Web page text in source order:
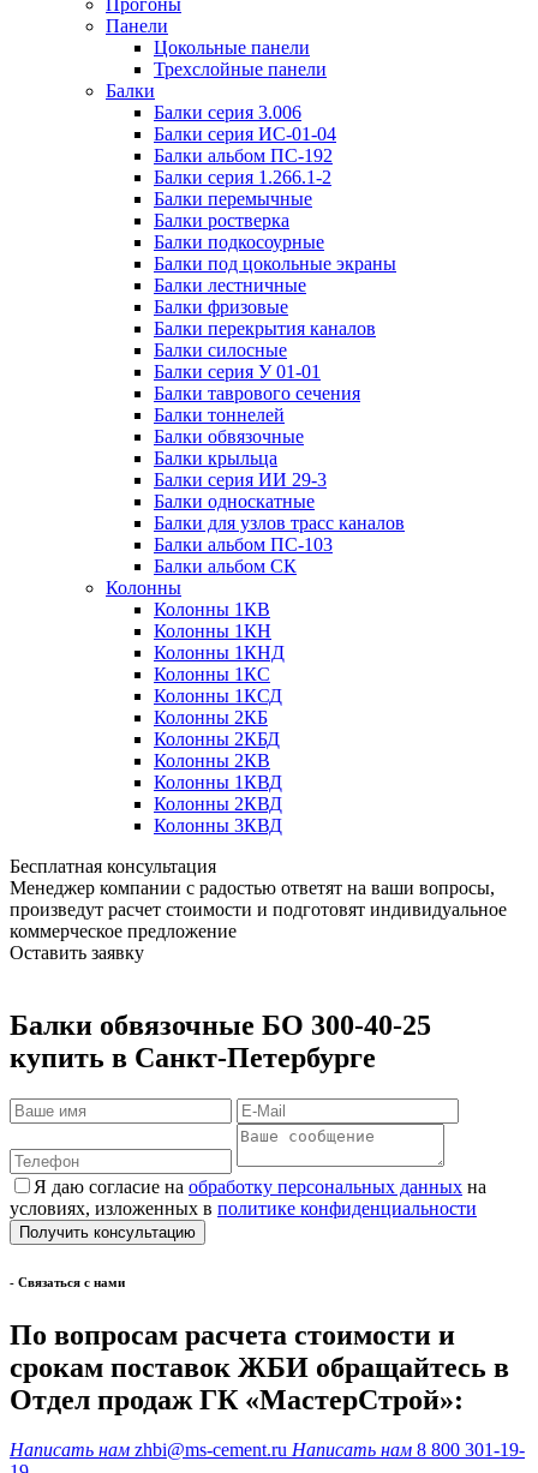
Панели
Цокольные панели
Трехслойные панели
Балки
Балки серия 3.006
Балки серия ИС-01-04
Балки альбом ПС-192
Балки серия 1.266.1-2
Балки перемычные
Балки ростверка
Балки подкосоурные
Балки под цокольные экраны
Балки лестничные
Балки фризовые
Балки перекрытия каналов
Балки силосные
Балки серия У 01-01
Балки таврового сечения
Балки тоннелей
Балки обвязочные
Балки крыльца
Балки серия ИИ 29-3
Балки односкатные
Балки для узлов трасс каналов
Балки альбом ПС-103
Балки альбом СК
Колонны
Колонны 1КВ
Колонны 1КН
Колонны 1КНД
Колонны 1КС
Колонны 1КСД
Колонны 2КБ
Колонны 2КБД
Колонны 2КВ
Колонны 1КВД
Колонны 2КВД
Колонны 3КВД
Бесплатная консультация
Менеджер компании с радостью ответят на ваши вопросы,
произведут расчет стоимости и подготовят индивидуальное
коммерческое предложение
Оставить заявку
Балки обвязочные БО 300-40-25
купить в Санкт-Петербурге
Я даю согласие на обработку персональных данных на
условиях, изложенных в политике конфиденциальности
- Cвязаться с нами
По вопросам расчета стоимости и
срокам поставок ЖБИ обращайтесь в
Отдел продаж ГК «МастерСтрой»:
Написать нам zhbi@ms-cement.ru Написать нам 8 800 301-19-